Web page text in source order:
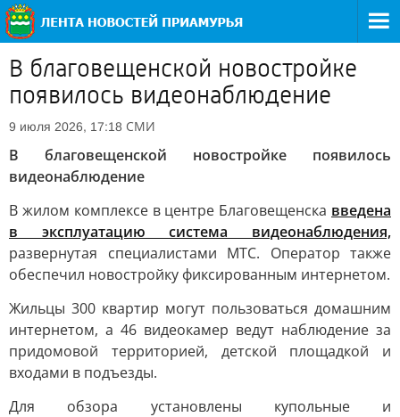
В благовещенской новостройке
появилось видеонаблюдение
9 июля 2026, 17:18 СМИ
В благовещенской новостройке появилось
видеонаблюдение
В жилом комплексе в центре Благовещенска введена
в эксплуатацию система видеонаблюдения,
развернутая специалистами МТС. Оператор также
обеспечил новостройку фиксированным интернетом.
Жильцы 300 квартир могут пользоваться домашним
интернетом, а 46 видеокамер ведут наблюдение за
придомовой территорией, детской площадкой и
входами в подъезды.
Для обзора установлены купольные и